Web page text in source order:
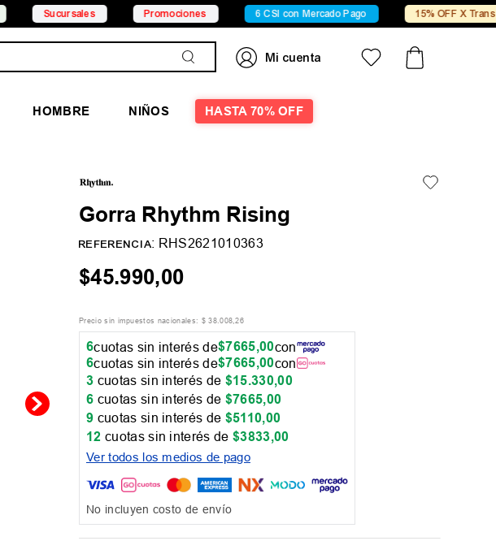
Promociones 6 CSI con Mercado Pago 15% OFF X Transferencia
HOMBRE NIÑOS HASTA 70% OFF
Gorra Rhythm Rising
REFERENCIA: RHS2621010363
$45.990,00
Precio sin impuestos nacionales: $ 38.008,26
6cuotas sin interés de$7665,00con
6cuotas sin interés de$7665,00con
3 cuotas sin interés de $15.330,00
6 cuotas sin interés de $7665,00
9 cuotas sin interés de $5110,00
12 cuotas sin interés de$3833,00
Ver todos los medios de pago
No incluyen costo de envío